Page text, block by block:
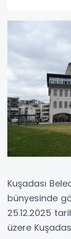
Kuşadası
bünyesinde
25.12.2025
üzere